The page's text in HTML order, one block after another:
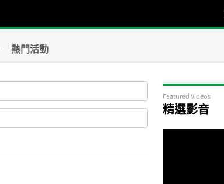
熱門活動
Featured Videos
精選影音